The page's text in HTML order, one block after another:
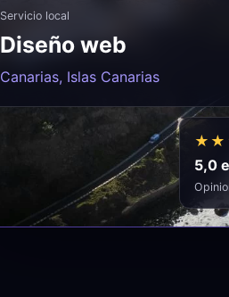
Servicio local
Diseño web
Canarias, Islas Canarias
5,0